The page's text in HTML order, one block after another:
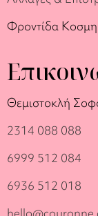
Φροντίδα
Θεμιστοκλή
2314 088 088
6999 512 084
6936 512 018